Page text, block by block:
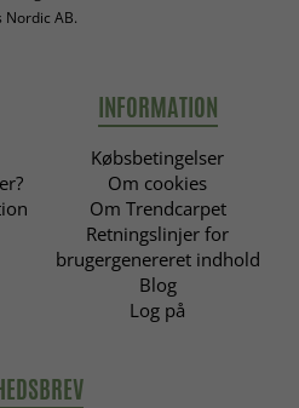
Nordic AB.
INFORMATION
Købsbetingelser
Om cookies
Om Trendcarpet
Retningslinjer for
brugergenereret indhold
Blog
Log på